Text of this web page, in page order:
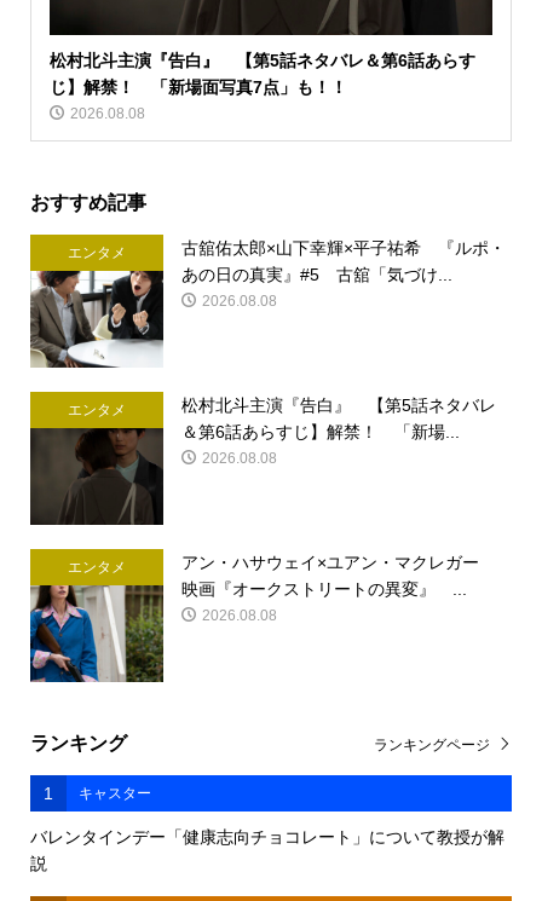
松村北斗主演『告白』 【第5話ネタバレ＆第6話あらす
じ】解禁！ 「新場面写真7点」も！！
2026.08.08
おすすめ記事
エンタメ
古舘佑太郎×山下幸輝×平子祐希 『ルポ・
あの日の真実』#5 古舘「気づけ...
2026.08.08
エンタメ
松村北斗主演『告白』 【第5話ネタバレ
＆第6話あらすじ】解禁！ 「新場...
2026.08.08
エンタメ
アン・ハサウェイ×ユアン・マクレガー
映画『オークストリートの異変』 ...
2026.08.08
ランキング
1 キャスター
バレンタインデー「健康志向チョコレート」について教授が解
説
ランキングページ